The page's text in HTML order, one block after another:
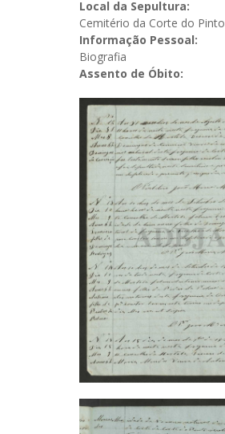
Local da Sepultura:
Cemitério da Corte do Pinto
Informação Pessoal:
Biografia
Assento de Óbito: